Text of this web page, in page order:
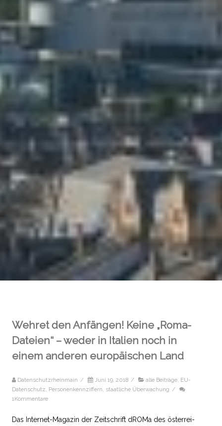
Wehret den Anfängen! Keine „Roma-
Dateien“ – weder in Italien noch in
einem anderen europäischen Land
Datenschutzrheinmain / Juni 19, 2018 / alle Beiträge, EU-
Datenschutz, Personenkennziffern, staatliche Überwachung /
1Kommentare
Das Internet-Magazin der Zeitschrift dROMa des öster­rei­